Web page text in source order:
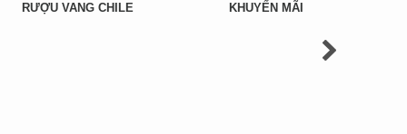
RƯỢU VANG CHILE KHUYẾN MÃI